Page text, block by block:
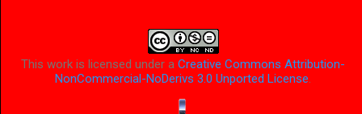
This work is licensed under aCreative Commons Attribution-
NonCommercial-NoDerivs 3.0 Unported License.